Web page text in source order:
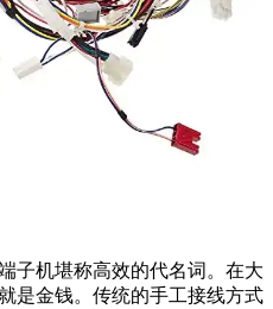
子机堪称高效的代名词。在大
是金钱。传统的手工接线方式